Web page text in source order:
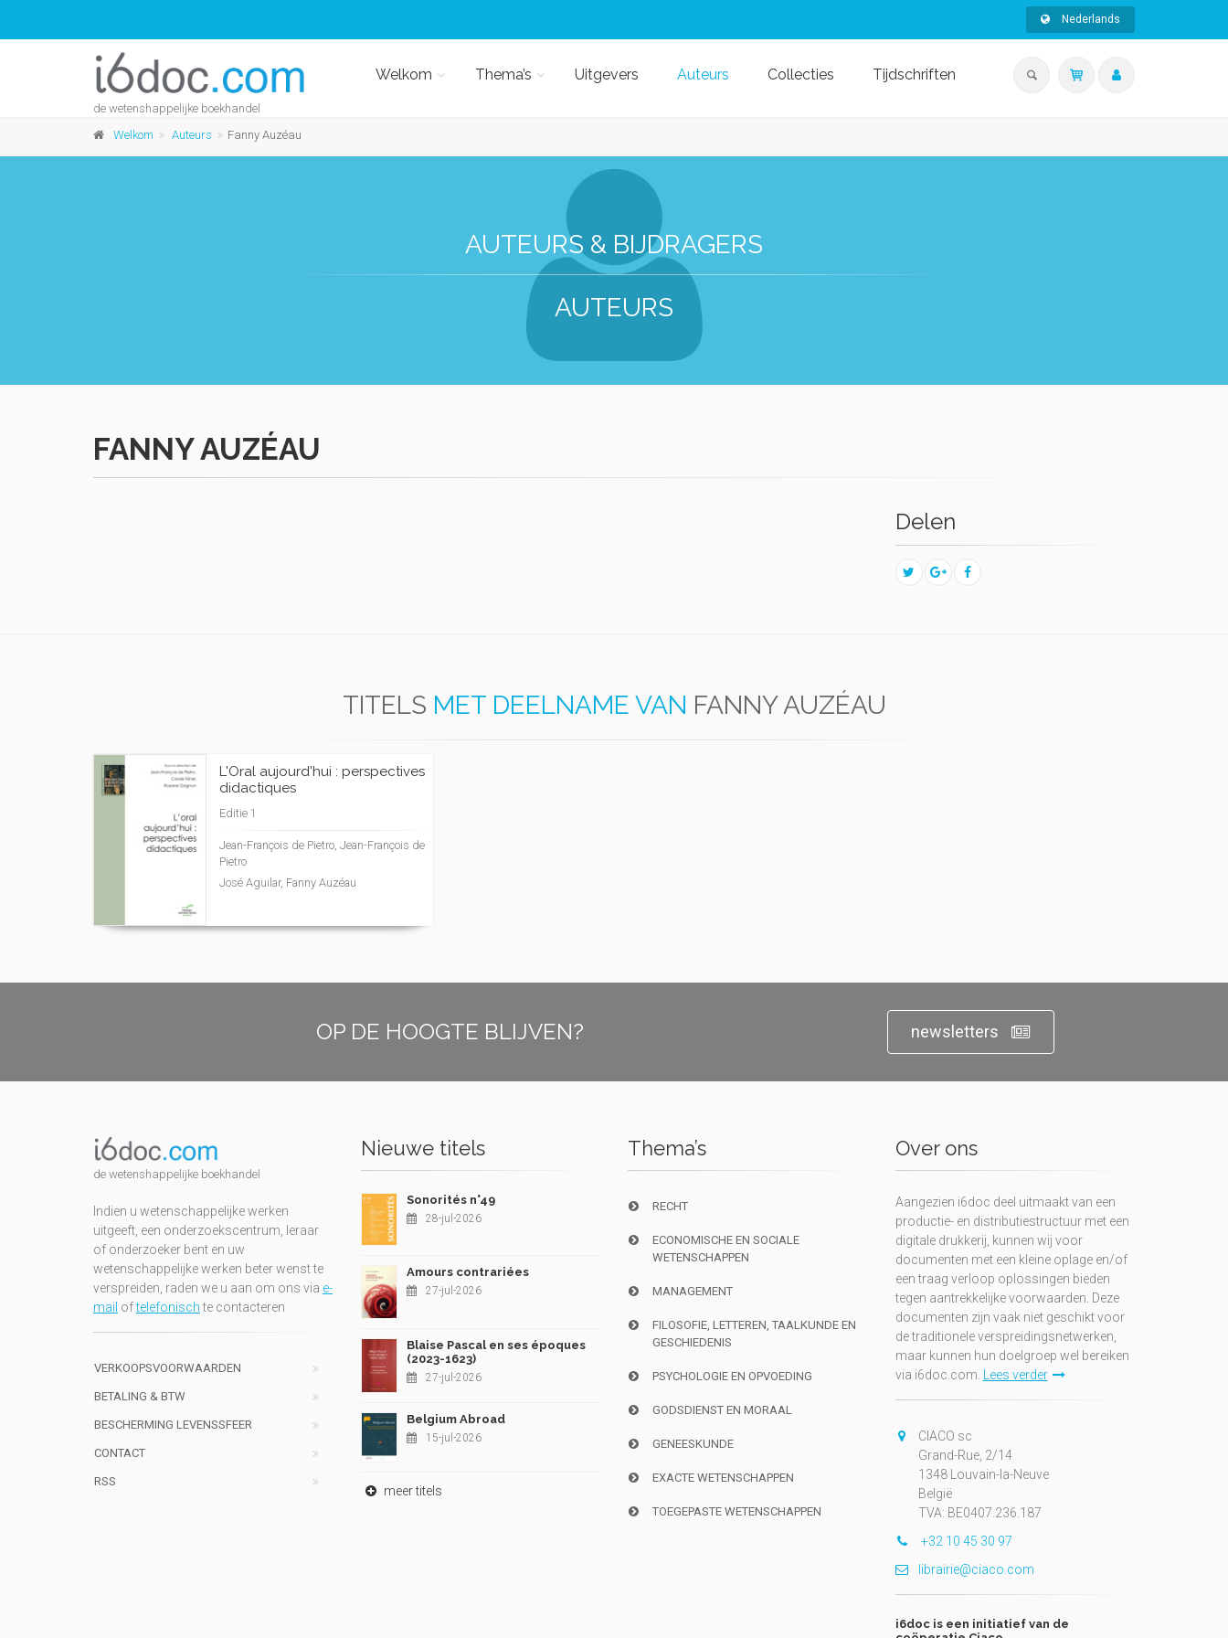
Nederlands
de wetenshappelijke boekhandel
Welkom Thema’s Uitgevers Auteurs Collecties Tijdschriften
Welkom Auteurs Fanny Auzéau
AUTEURS & BIJDRAGERS
AUTEURS
FANNY AUZÉAU
Delen
TITELS MET DEELNAME VAN FANNY AUZÉAU
L'Oral aujourd'hui : perspectives
didactiques
Editie 1
Jean-François de Pietro, Jean-François de
Pietro
José Aguilar, Fanny Auzéau
OP DE HOOGTE BLIJVEN? newsletters
de wetenshappelijke boekhandel
Indien u wetenschappelijke werken
uitgeeft, een onderzoekscentrum, leraar
of onderzoeker bent en uw
wetenschappelijke werken beter wenst te
verspreiden, raden we u aan om ons via e-
mail oftelefonischte contacteren
VERKOOPSVOORWAARDEN
BETALING & BTW
BESCHERMING LEVENSSFEER
CONTACT
RSS
Nieuwe titels
Sonorités n°49
28-jul-2026
Amours contrariées
27-jul-2026
Blaise Pascal en ses époques
(2023-1623)
27-jul-2026
Belgium Abroad
15-jul-2026
meer titels
Thema’s
RECHT
ECONOMISCHE EN SOCIALE
WETENSCHAPPEN
MANAGEMENT
FILOSOFIE, LETTEREN, TAALKUNDE EN
GESCHIEDENIS
PSYCHOLOGIE EN OPVOEDING
GODSDIENST EN MORAAL
GENEESKUNDE
EXACTE WETENSCHAPPEN
TOEGEPASTE WETENSCHAPPEN
Over ons
Aangezien i6doc deel uitmaakt van een
productie- en distributiestructuur met een
digitale drukkerij, kunnen wij voor
documenten met een kleine oplage en/of
een traag verloop oplossingen bieden
tegen aantrekkelijke voorwaarden. Deze
documenten zijn vaak niet geschikt voor
de traditionele verspreidingsnetwerken,
maar kunnen hun doelgroep wel bereiken
via i6doc.com.
Lees verder
CIACO sc
Grand-Rue, 2/14
1348 Louvain-la-Neuve
België
TVA: BE0407.236.187
+32 10 45 30 97
librairie@ciaco.com
i6doc is een initiatief van de